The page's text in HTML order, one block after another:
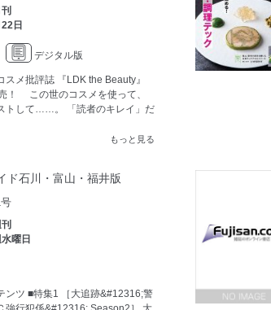
日
デジタル版
スメ批評誌 『LDK the Beauty』
！ この世のコスメを使って、
トして……。 「読者のキレイ」だ
もっと見る
ド石川・富山・福井版
曜日
ンツ ■特集1 ［大追跡&#12316;警